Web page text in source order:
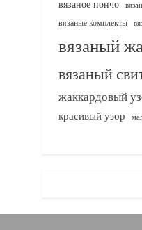
вязаное пончо
вязаные комплекты
вязаный
вязаный
жаккардовый
красивый узор